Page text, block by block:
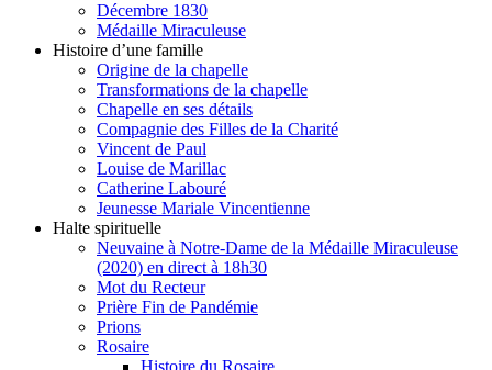
Décembre 1830
Médaille Miraculeuse
Histoire d’une famille
Origine de la chapelle
Transformations de la chapelle
Chapelle en ses détails
Compagnie des Filles de la Charité
Vincent de Paul
Louise de Marillac
Catherine Labouré
Jeunesse Mariale Vincentienne
Halte spirituelle
Neuvaine à Notre-Dame de la Médaille Miraculeuse
(2020) en direct à 18h30
Mot du Recteur
Prière Fin de Pandémie
Prions
Rosaire
Histoire du Rosaire